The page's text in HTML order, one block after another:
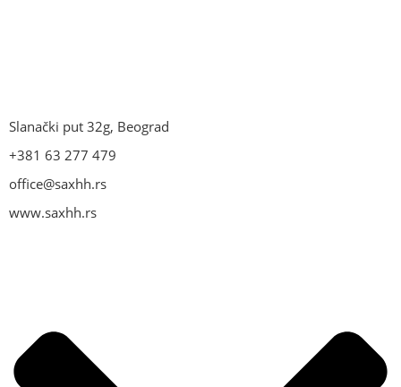
Slanački put 32g, Beograd
+381 63 277 479
office@saxhh.rs
www.saxhh.rs